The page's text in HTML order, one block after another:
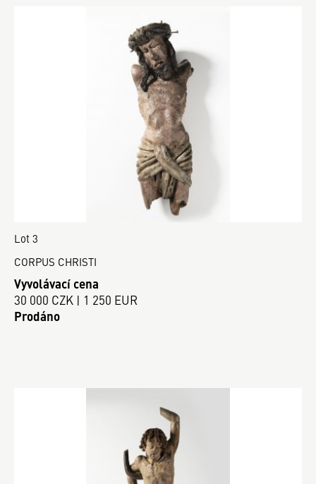
Lot 3
CORPUS CHRISTI
Vyvolávací cena
30 000 CZK | 1 250 EUR
Prodáno